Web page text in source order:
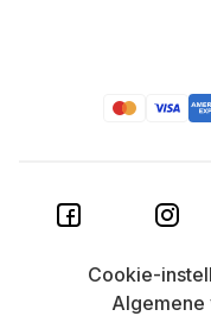
Cookie-
Algemene